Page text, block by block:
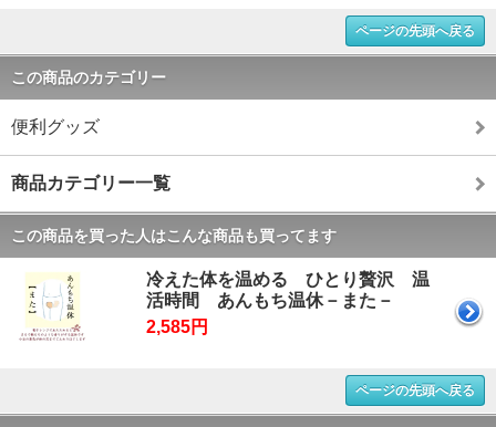
ページの先頭へ戻る
この商品のカテゴリー
便利グッズ
商品カテゴリー一覧
この商品を買った人はこんな商品も買ってます
冷えた体を温める ひとり贅沢 温
活時間 あんもち温休－また－
2,585円
ページの先頭へ戻る